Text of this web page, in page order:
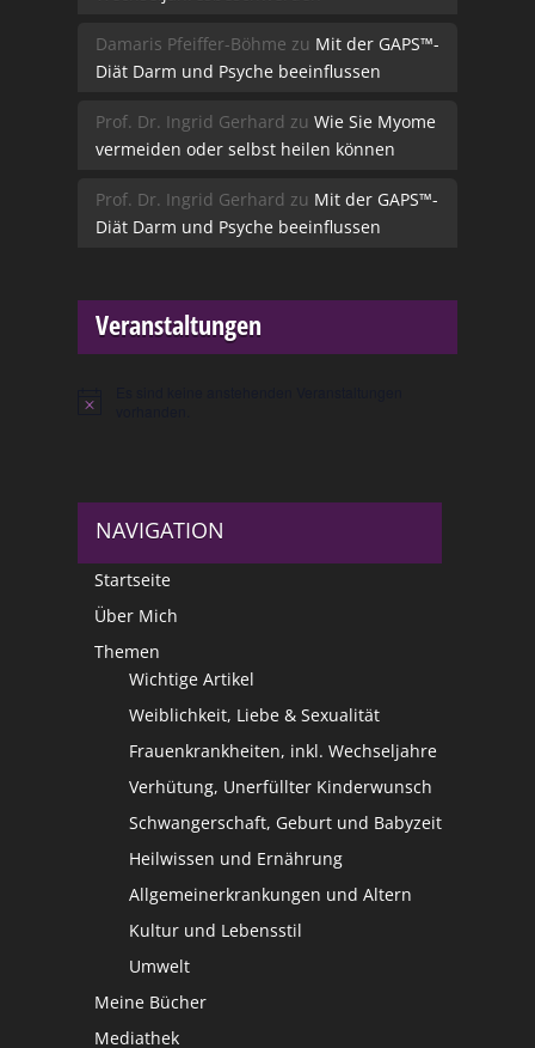
Damaris Pfeiffer-Böhme zu Mit der GAPS™-
Diät Darm und Psyche beeinflussen
Prof. Dr. Ingrid Gerhard zu Wie Sie Myome
vermeiden oder selbst heilen können
Prof. Dr. Ingrid Gerhard zu Mit der GAPS™-
Diät Darm und Psyche beeinflussen
Veranstaltungen
Hinweis
NAVIGATION
Startseite
Über Mich
Themen
Wichtige Artikel
Weiblichkeit, Liebe & Sexualität
Frauenkrankheiten, inkl. Wechseljahre
Verhütung, Unerfüllter Kinderwunsch
Schwangerschaft, Geburt und Babyzeit
Heilwissen und Ernährung
Allgemeinerkrankungen und Altern
Kultur und Lebensstil
Umwelt
Meine Bücher
Mediathek